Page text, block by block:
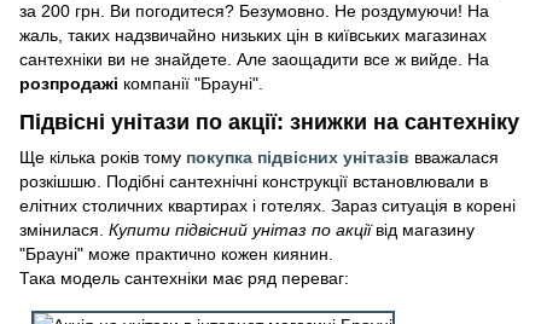
за 200 грн. Ви погодитеся? Безумовно. Не роздумуючи! На
жаль, таких надзвичайно низьких цін в київських магазинах
сантехніки ви не знайдете. Але заощадити все ж вийде. На
розпродажі компанії "Брауні".
Підвісні унітази по акції: знижки на сантехніку
Ще кілька років тому покупка підвісних унітазів вважалася
розкішшю. Подібні сантехнічні конструкції встановлювали в
елітних столичних квартирах і готелях. Зараз ситуація в корені
змінилася. Купити підвісний унітаз по акціївід магазину
"Брауні" може практично кожен киянин.
Така модель сантехніки має ряд переваг: